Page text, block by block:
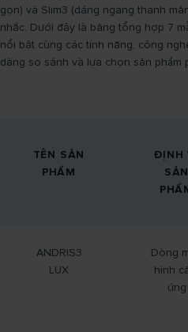
gọn) và Slim3 (dáng ngang thanh
nhắc. Dưới đây là bảng tổng hợp 7
nổi bật cùng các tính năng, công
dàng so sánh và lựa chọn sản phẩm
TÊN SẢN
PHẨM
ĐỊNH
SẢN
ANDRIS3
LUX
Dòng
hình
ứng